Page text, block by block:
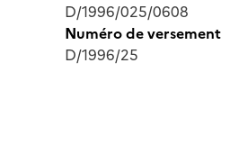
D/1996/025/0608
Numéro de versement
D/1996/25